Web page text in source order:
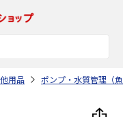
用品 ポンプ・水質管理（